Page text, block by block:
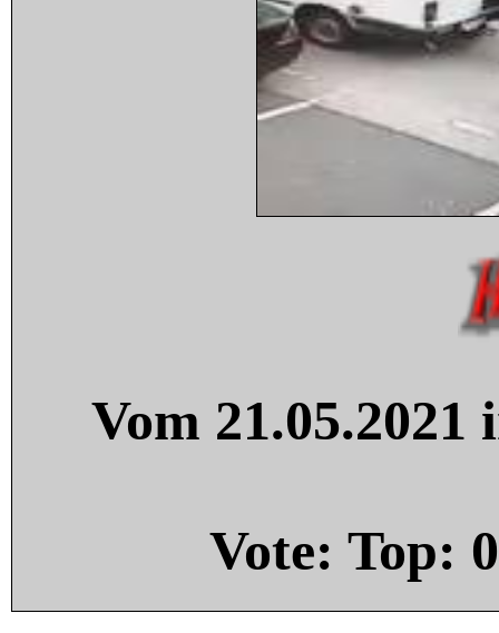
Vom
Vote: Top: 0